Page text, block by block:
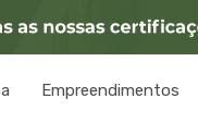
Empreendimentos